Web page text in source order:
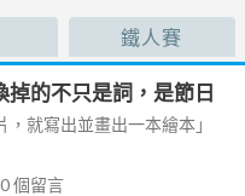
鐵人賽
的不只是詞，是節日
就寫出並畫出一本繪本」
0個留言